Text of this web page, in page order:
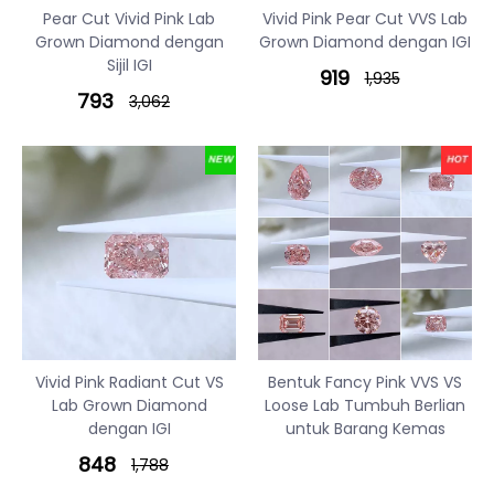
Pear Cut Vivid Pink Lab
Grown Diamond dengan
Sijil IGI
793 3,062
Vivid Pink Pear Cut VVS Lab
Grown Diamond dengan IGI
919 1,935
Vivid Pink Radiant Cut VS
Lab Grown Diamond
dengan IGI
848 1,788
Bentuk Fancy Pink VVS VS
Loose Lab Tumbuh Berlian
untuk Barang Kemas